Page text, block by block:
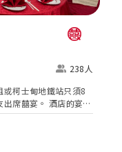
238人
或柯士甸地鐵站只須8
酒店的宴會
中西式宴會或雞尾酒
港景色，無柱式設計